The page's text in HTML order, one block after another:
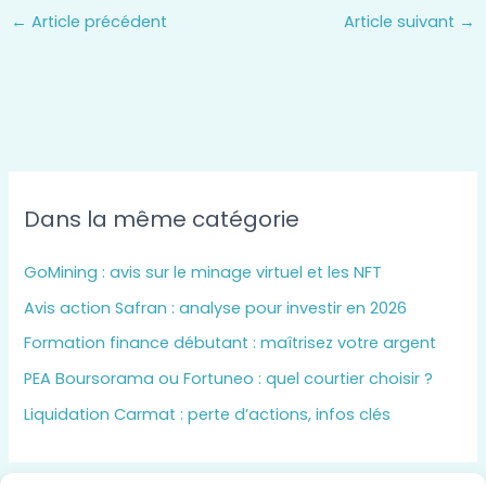
← Article précédent Article suivant →
Dans la même catégorie
GoMining : avis sur le minage virtuel et les NFT
Avis action Safran : analyse pour investir en 2026
Formation finance débutant : maîtrisez votre argent
PEA Boursorama ou Fortuneo : quel courtier choisir ?
Liquidation Carmat : perte d’actions, infos clés